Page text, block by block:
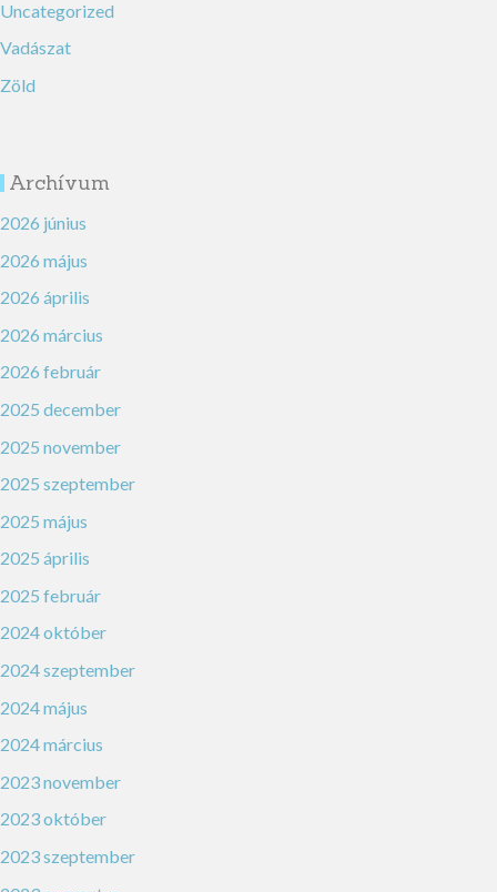
Uncategorized
Vadászat
Zöld
Archívum
2026 június
2026 május
2026 április
2026 március
2026 február
2025 december
2025 november
2025 szeptember
2025 május
2025 április
2025 február
2024 október
2024 szeptember
2024 május
2024 március
2023 november
2023 október
2023 szeptember